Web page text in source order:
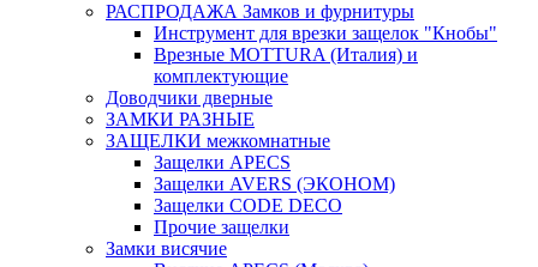
РАСПРОДАЖА Замков и фурнитуры
Инструмент для врезки защелок "Кнобы"
Врезные MOTTURA (Италия) и
комплектующие
Доводчики дверные
ЗАМКИ РАЗНЫЕ
ЗАЩЕЛКИ межкомнатные
Защелки APECS
Защелки AVERS (ЭКОНОМ)
Защелки CODE DECO
Прочие защелки
Замки висячие